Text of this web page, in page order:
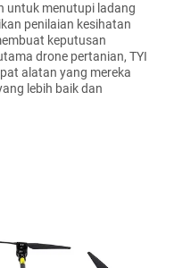
untuk menutupi ladang
penilaian kesihatan
keputusan
drone pertanian, TYI
alatan yang mereka
lebih baik dan